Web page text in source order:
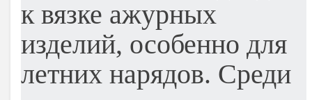
к вязке ажурных
изделий, особенно для
летних нарядов. Среди